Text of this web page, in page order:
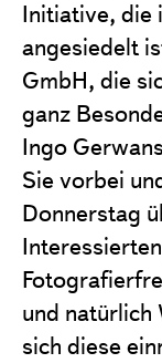
Initiative, die
angesiedelt
GmbH, die
ganz
Ingo
Sie vorbei
Donnerstag
und natürlich
sich diese